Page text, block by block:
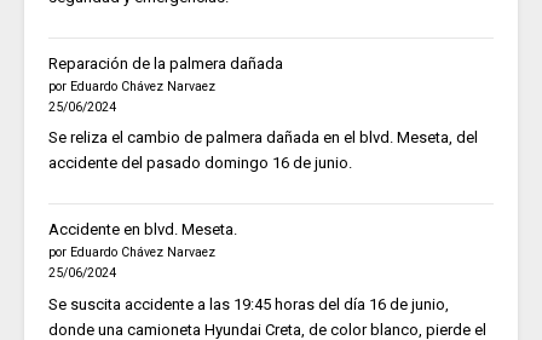
Reparación de la palmera dañada
por Eduardo Chávez Narvaez
25/06/2024
Se reliza el cambio de palmera dañada en el blvd. Meseta, del
accidente del pasado domingo 16 de junio.
Accidente en blvd. Meseta.
por Eduardo Chávez Narvaez
25/06/2024
Se suscita accidente a las 19:45 horas del día 16 de junio,
donde una camioneta Hyundai Creta, de color blanco, pierde el